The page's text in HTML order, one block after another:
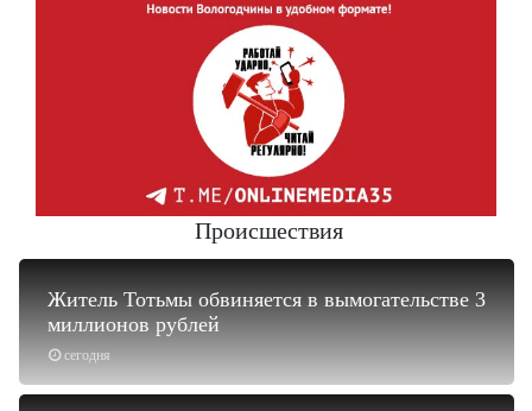
Происшествия
сегодня
Житель Тотьмы обвиняется в вымогательстве 3
миллионов рублей